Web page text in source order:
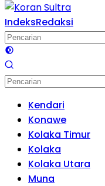
IndeksRedaksi
Kendari
Konawe
Kolaka Timur
Kolaka
Kolaka Utara
Muna